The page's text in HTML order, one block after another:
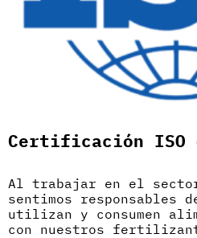
Certificación ISO
Al trabajar en el
sentimos responsables
utilizan y consumen
con nuestros